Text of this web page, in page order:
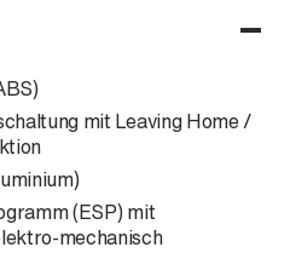
mit Leaving Home /
(ESP) mit
mechanisch